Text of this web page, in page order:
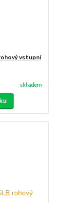
vstupní
skladem